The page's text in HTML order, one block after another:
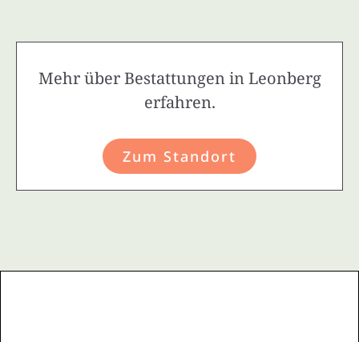
Mehr über Bestattungen in Leonberg
erfahren.
Zum Standort